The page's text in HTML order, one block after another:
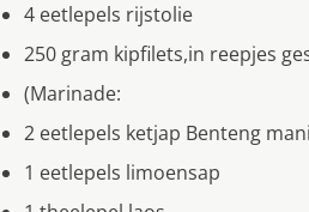
4 eetlepels rijstolie
250 gram kipfilets,in reepjes
(Marinade:
2 eetlepels ketjap Benteng
1 eetlepels limoensap